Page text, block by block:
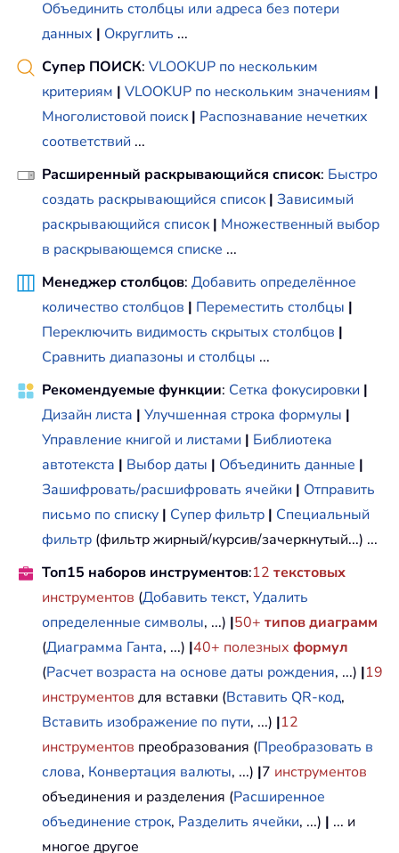
Объединить столбцы или адреса без потери
данных | Округлить ...
Супер ПОИСК: VLOOKUP по нескольким
критериям | VLOOKUP по нескольким значениям |
Многолистовой поиск | Распознавание нечетких
соответствий ...
Расширенный раскрывающийся список: Быстро
создать раскрывающийся список | Зависимый
раскрывающийся список | Множественный выбор
в раскрывающемся списке ...
Менеджер столбцов: Добавить определённое
количество столбцов | Переместить столбцы |
Переключить видимость скрытых столбцов |
Сравнить диапазоны и столбцы ...
Рекомендуемые функции: Сетка фокусировки |
Дизайн листа | Улучшенная строка формулы |
Управление книгой и листами | Библиотека
автотекста | Выбор даты | Объединить данные |
Зашифровать/расшифровать ячейки | Отправить
письмо по списку | Супер фильтр | Специальный
фильтр (фильтр жирный/курсив/зачеркнутый...) ...
Топ15 наборов инструментов:12 текстовых
инструментов (Добавить текст, Удалить
определенные символы, ...) |50+ типов диаграмм
(Диаграмма Ганта, ...) |40+ полезных формул
(Расчет возраста на основе даты рождения, ...) |19
инструментов для вставки (Вставить QR-код,
Вставить изображение по пути, ...) |12
инструментов преобразования (Преобразовать в
слова, Конвертация валюты, ...) |7 инструментов
объединения и разделения (Расширенное
объединение строк, Разделить ячейки, ...) | ... и
многое другое